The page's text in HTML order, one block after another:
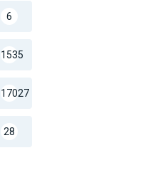
6
1535
17027
28